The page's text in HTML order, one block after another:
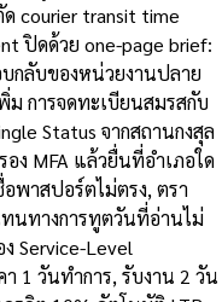
ด courier transit time
ปิดด้วย one-page brief:
กลับของหน่วยงานปลาย
ม การจดทะเบียนสมรสกับ
Status จากสถานกงสุล
ง MFA แล้วยื่นที่อำเภอใด
พาสปอร์ตไม่ตรง, ตรา
ทนทางการทูตวันที่อ่านไม่
Service-Level
1 วันทำการ, รับงาน 2 วัน